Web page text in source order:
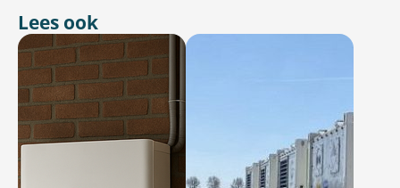
Lees ook